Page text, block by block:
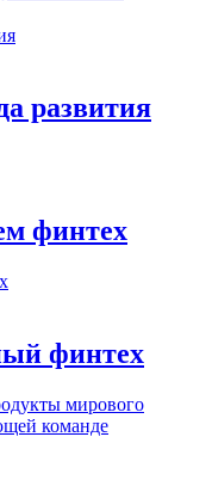
развития
финтех
финтех